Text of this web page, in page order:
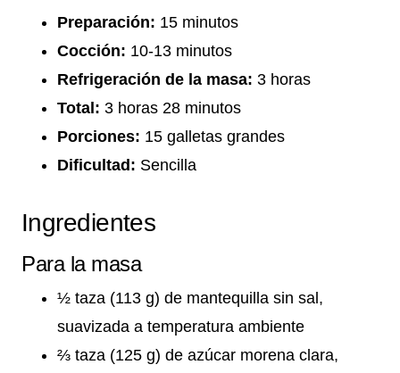
Preparación: 15 minutos
Cocción: 10-13 minutos
Refrigeración de la masa: 3 horas
Total: 3 horas 28 minutos
Porciones: 15 galletas grandes
Dificultad: Sencilla
Ingredientes
Para la masa
½ taza (113 g) de mantequilla sin sal,
suavizada a temperatura ambiente
⅔ taza (125 g) de azúcar morena clara,